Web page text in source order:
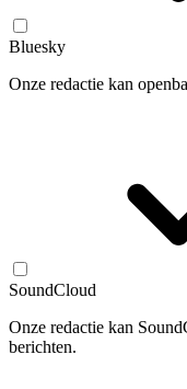
Bluesky
Onze redactie kan
SoundCloud
Onze redactie kan
berichten.